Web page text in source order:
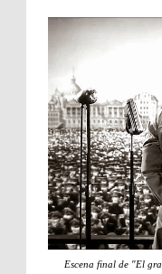
Escena final de "El